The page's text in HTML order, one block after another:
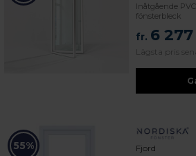
fokus på kvalitet, omtanke och djup
Inåtgående
fönsterbleck
fr. 6
Lägsta pris
55% Fjord